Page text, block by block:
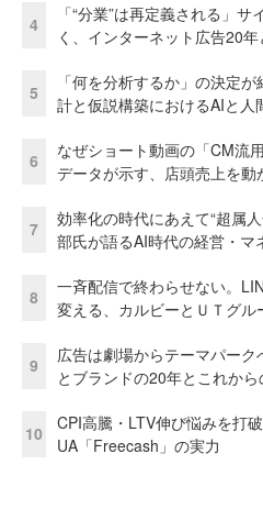
4
「“分業”は再定義される」
く、インターネット広告20
5
「何を分析するか」の決定
計と仮説構築におけるAIと人
6
なぜショート動画の「CM流
データが示す、店頭売上を動
7
効率化の時代にあえて“超属
部氏が語るAI時代の経営・マ
8
一斉配信で終わらせない。
変える、カルビーとＵＴグル
9
広告は劇場からテーマパー
とブランドの20年とこれから
10
CPI高騰・LTV伸び悩みを打
UA「Freecash」の実力